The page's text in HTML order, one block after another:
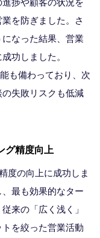
を防ぎました。さ
なった結果、営業
功しました。
も備わっており、次
失敗リスクも低減
グ精度向上
度の向上に成功しま
最も効果的なター
来の「広く浅く」
を絞った営業活動